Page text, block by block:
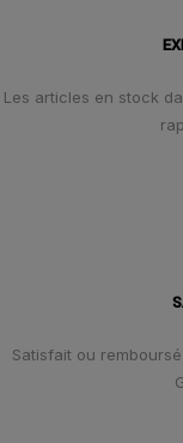
Les articles en stock
Satisfait ou